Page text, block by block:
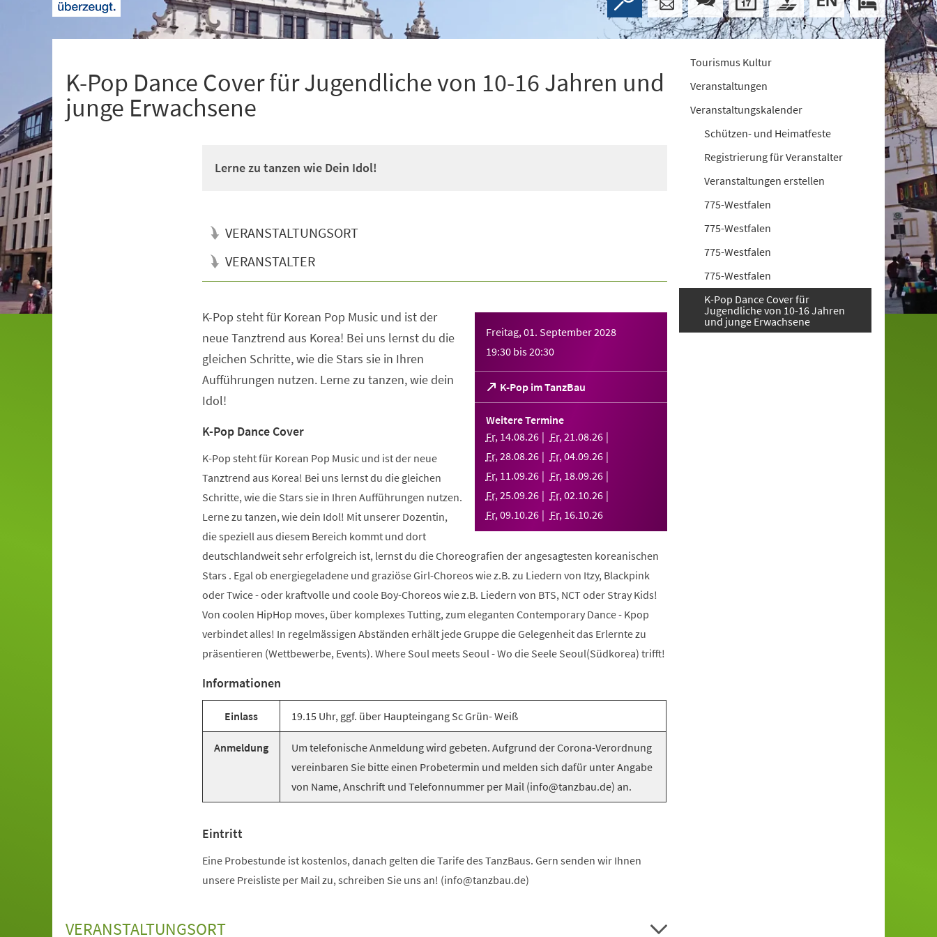
K-Pop Dance Cover für Jugendliche von 10-16 Jahren und
junge Erwachsene
Lerne zu tanzen wie Dein Idol!
VERANSTALTUNGSORT
VERANSTALTER
Freitag, 01. September 2028
19:30 bis20:30
K-Pop im TanzBau
(Öffnet
in
einem
Tab)
Weitere Termine
Fr, 14.08.26 Fr,21.08.26
Fr,28.08.26 Fr,04.09.26
Fr, 11.09.26 Fr, 18.09.26
Fr,25.09.26 Fr,02.10.26
Fr,09.10.26 Fr, 16.10.26
K-Pop steht für Korean Pop Music und ist der
neue Tanztrend aus Korea! Bei uns lernst du die
gleichen Schritte, wie die Stars sie in Ihren
Aufführungen nutzen. Lerne zu tanzen, wie dein
Idol!
K-Pop Dance Cover
K-Pop steht für Korean Pop Music und ist der neue
Tanztrend aus Korea! Bei uns lernst du die gleichen
Schritte, wie die Stars sie in Ihren Aufführungen nutzen.
Lerne zu tanzen, wie dein Idol! Mit unserer Dozentin,
die speziell aus diesem Bereich kommt und dort
deutschlandweit sehr erfolgreich ist, lernst du die Choreografien der angesagtesten koreanischen
Stars . Egal ob energiegeladene und graziöse Girl-Choreos wie z.B. zu Liedern von Itzy, Blackpink
oder Twice - oder kraftvolle und coole Boy-Choreos wie z.B. Liedern von BTS, NCT oder Stray Kids!
Von coolen HipHop moves, über komplexes Tutting, zum eleganten Contemporary Dance - Kpop
verbindet alles! In regelmässigen Abständen erhält jede Gruppe die Gelegenheit das Erlernte zu
präsentieren (Wettbewerbe, Events). Where Soul meets Seoul - Wo die Seele Seoul(Südkorea) trifft!
Informationen
Einlass 19.15 Uhr, ggf. über Haupteingang Sc Grün- Weiß
Anmeldung
Um telefonische Anmeldung wird gebeten. Aufgrund der Corona-Verordnung
vereinbaren Sie bitte einen Probetermin und melden sich dafür unter Angabe
von Name, Anschrift und Telefonnummer per Mail (info@tanzbau.de) an.
Eintritt
Eine Probestunde ist kostenlos, danach gelten die Tarife des TanzBaus. Gern senden wir Ihnen
unsere Preisliste per Mail zu, schreiben Sie uns an! (info@tanzbau.de)
VERANSTALTUNGSORT
Tourismus Kultur
Veranstaltungen
Veranstaltungskalender
Schützen- und Heimatfeste
Registrierung für Veranstalter
Veranstaltungen erstellen
775-Westfalen
775-Westfalen
775-Westfalen
775-Westfalen
K-Pop Dance Cover für
Jugendliche von 10-16 Jahren
und junge Erwachsene